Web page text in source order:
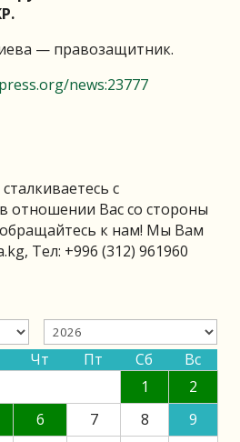
— правозащитник.
news:23777
с
отношении Вас со стороны
к нам! Мы Вам
, Тел: +996 (312) 961960
Чт Пт Сб
Вс
1
2
6 7 8
9